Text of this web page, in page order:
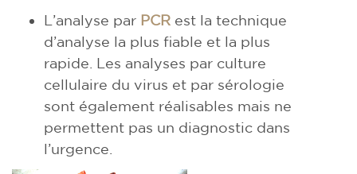
L’analyse par PCR est la technique
d’analyse la plus fiable et la plus
rapide. Les analyses par culture
cellulaire du virus et par sérologie
sont également réalisables mais ne
permettent pas un diagnostic dans
l’urgence.